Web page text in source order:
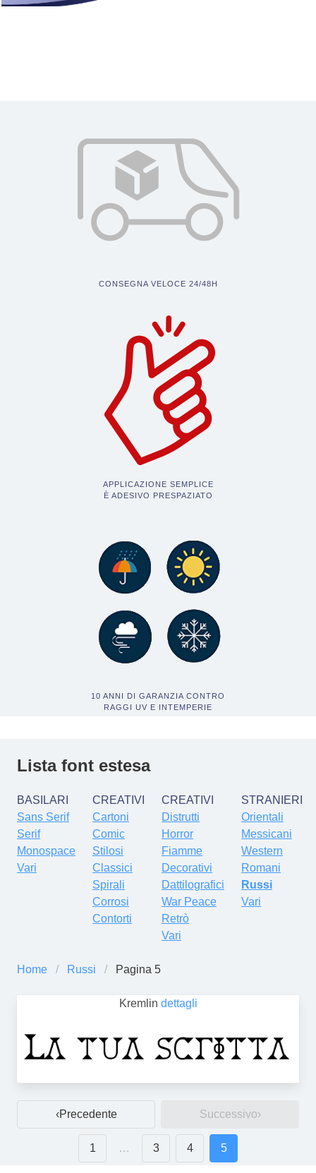
CONSEGNA VELOCE 24/48H
APPLICAZIONE SEMPLICE
È ADESIVO PRESPAZIATO
10 ANNI DI GARANZIA CONTRO
RAGGI UV E INTEMPERIE
Lista font estesa
BASILARI
Sans Serif
Serif
Monospace
Vari
CREATIVI
Cartoni
Comic
Stilosi
Classici
Spirali
Corrosi
Contorti
CREATIVI
Distrutti
Horror
Fiamme
Decorativi
Dattilografici
War Peace
Retrò
Vari
STRANIERI
Orientali
Messicani
Western
Romani
Russi
Vari
Home Russi Pagina 5
Kremlin dettagli
Precedente Successivo
1 … 3 4 5